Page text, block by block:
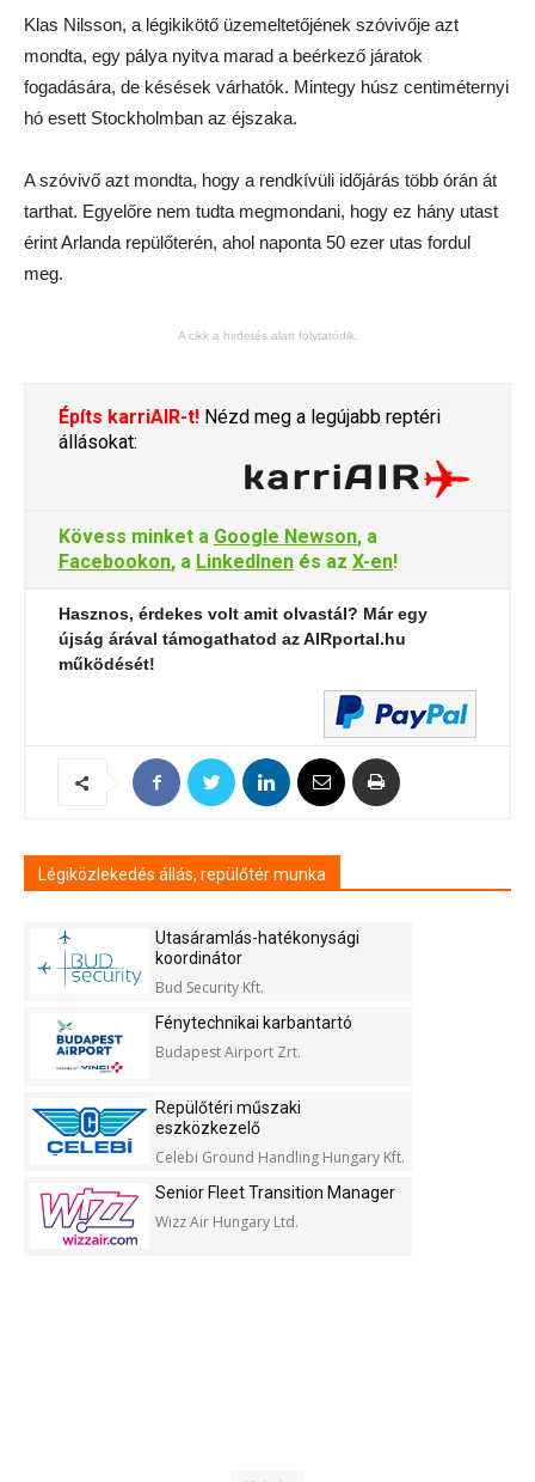
Klas Nilsson, a légikikötő üzemeltetőjének szóvivője azt
mondta, egy pálya nyitva marad a beérkező járatok
fogadására, de késések várhatók. Mintegy húsz centiméternyi
hó esett Stockholmban az éjszaka.
A szóvivő azt mondta, hogy a rendkívüli időjárás több órán át
tarthat. Egyelőre nem tudta megmondani, hogy ez hány utast
érint Arlanda repülőterén, ahol naponta 50 ezer utas fordul
meg.
A cikk a hirdetés alatt folytatódik.
Építs karriAIR-t! Nézd meg a legújabb reptéri
állásokat:
Kövess minket a Google Newson, a
Facebookon, a LinkedInen és az X-en!
Hasznos, érdekes volt amit olvastál? Már egy
újság árával támogathatod az AIRportal.hu
működését!
Légiközlekedés állás, repülőtér munka
Utasáramlás-hatékonysági
koordinátor
Bud Security Kft.
Fénytechnikai karbantartó
Budapest Airport Zrt.
Repülőtéri műszaki
eszközkezelő
Celebi Ground Handling Hungary Kft.
Senior Fleet Transition Manager
Wizz Air Hungary Ltd.